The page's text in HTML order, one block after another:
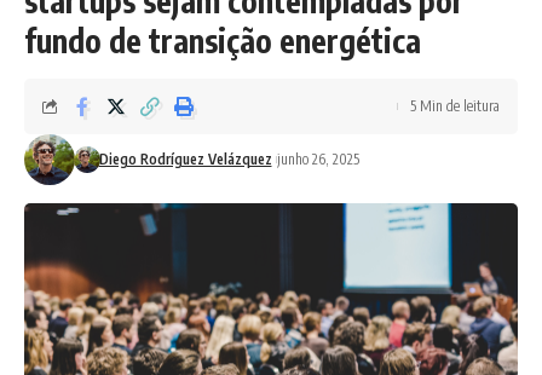
fundo de transição energética
Diego Rodríguez Velázquez junho 26, 2025
5 Min de leitura